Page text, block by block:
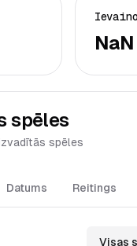
NaN
spēles
spēles
Datums Reitings
Visas